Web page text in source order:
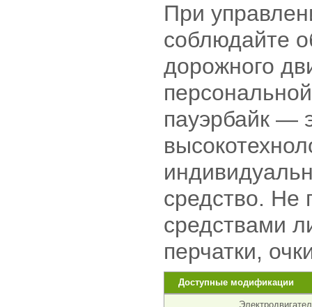
При
соблюдайте
дорожного
пауэрбайк —
средство. Не
средствами
перчатки,
Доступные модификации